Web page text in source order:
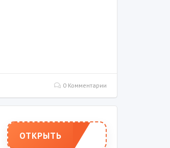
0 Комментарии
ОТКРЫТЬ